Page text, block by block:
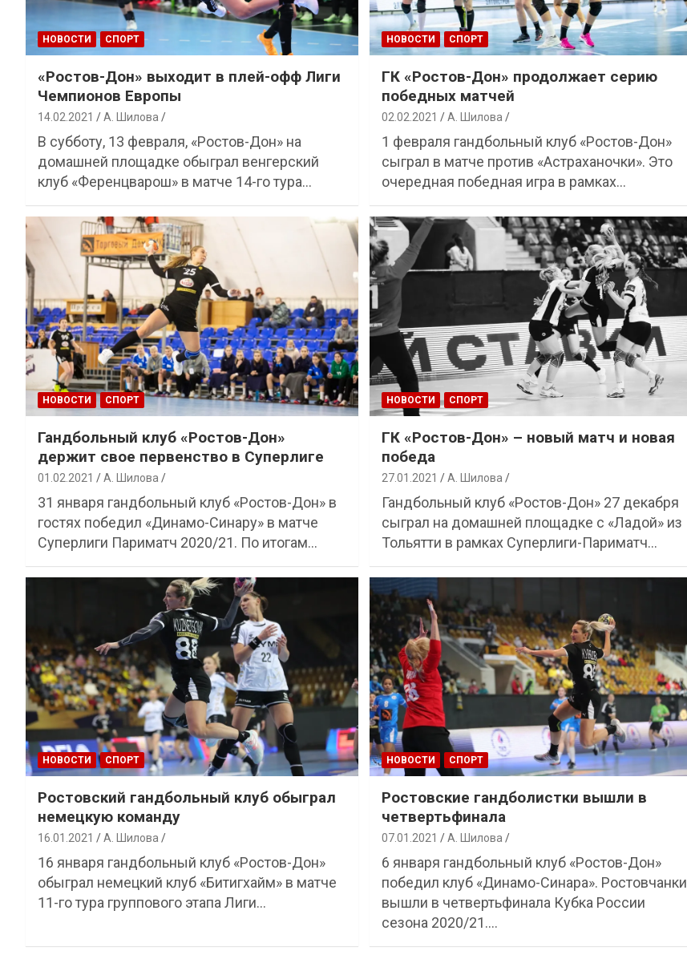
НОВОСТИ СПОРТ
«Ростов-Дон» выходит в плей-офф Лиги
Чемпионов Европы
14.02.2021 А. Шилова
В субботу, 13 февраля, «Ростов-Дон» на
домашней площадке обыграл венгерский
клуб «Ференцварош» в матче 14-го тура…
НОВОСТИ СПОРТ
ГК «Ростов-Дон» продолжает серию
победных матчей
02.02.2021 А. Шилова
1 февраля гандбольный клуб «Ростов-Дон»
сыграл в матче против «Астраханочки». Это
очередная победная игра в рамках…
НОВОСТИ СПОРТ
Гандбольный клуб «Ростов-Дон»
держит свое первенство в Суперлиге
01.02.2021 А. Шилова
31 января гандбольный клуб «Ростов-Дон» в
гостях победил «Динамо-Синару» в матче
Суперлиги Париматч 2020/21. По итогам…
НОВОСТИ СПОРТ
ГК «Ростов-Дон» – новый матч и новая
победа
27.01.2021 А. Шилова
Гандбольный клуб «Ростов-Дон» 27 декабря
сыграл на домашней площадке с «Ладой» из
Тольятти в рамках Суперлиги-Париматч…
НОВОСТИ СПОРТ
Ростовский гандбольный клуб обыграл
немецкую команду
16.01.2021 А. Шилова
16 января гандбольный клуб «Ростов-Дон»
обыграл немецкий клуб «Битигхайм» в матче
11-го тура группового этапа Лиги…
НОВОСТИ СПОРТ
Ростовские гандболистки вышли в
четвертьфинала
07.01.2021 А. Шилова
6 января гандбольный клуб «Ростов-Дон»
победил клуб «Динамо-Синара». Ростовчанки
вышли в четвертьфинала Кубка России
сезона 2020/21.…